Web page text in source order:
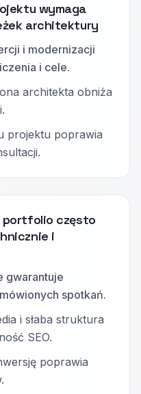
wymaga
architektury
i modernizacji
i cele.
architekta obniża
projektu poprawia
często
i
gwarantuje
spotkań.
i słaba struktura
SEO.
poprawia